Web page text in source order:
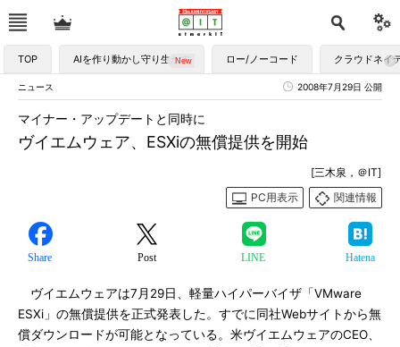
TOP AIを作り動かし守り生かす ロー/ノーコード クラウドネイ
ニュース 2008年7月29日 公開
ヴイエムウェア、ESXiの無償提供を開始
マイナー・アップデートと同時に
[三木泉，＠IT]
PC用表示
関連情報
Share Post LINE Hatena
ヴイエムウェアは7月29日、軽量ハイパーバイザ「VMware
ESXi」の無償提供を正式発表した。すでに同社Webサイトから無
償ダウンロードが可能となっている。米ヴイエムウェアのCEO、